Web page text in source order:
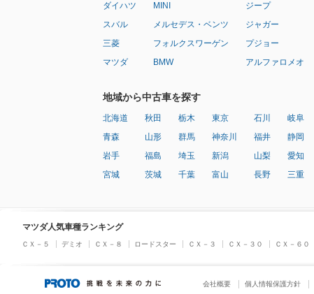
ダイハツ
スバル
三菱
マツダ
MINI
メルセデス・ベンツ
フォルクスワーゲン
BMW
ジープ
ジャガー
プジョー
アルファロメオ
地域から中古車を探す
北海道
青森
岩手
宮城
秋田
山形
福島
茨城
栃木
群馬
埼玉
千葉
東京
神奈川
新潟
富山
石川
福井
山梨
長野
岐阜
静岡
愛知
三重
マツダ人気車種ランキング
ＣＸ－５ デミオ ＣＸ－８ ロードスター ＣＸ－３ ＣＸ－３０ ＣＸ－６０
会社概要 個人情報保護方針